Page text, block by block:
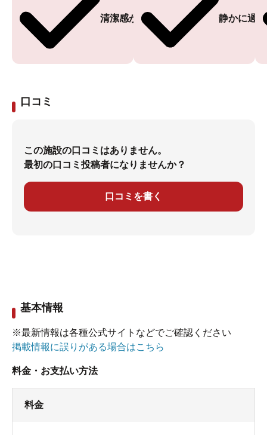
清潔感がある 静かに過
口コミ
この施設の口コミはありません。
最初の口コミ投稿者になりませんか？
口コミを書く
基本情報
※最新情報は各種公式サイトなどでご確認ください
掲載情報に誤りがある場合はこちら
料金・お支払い方法
料金